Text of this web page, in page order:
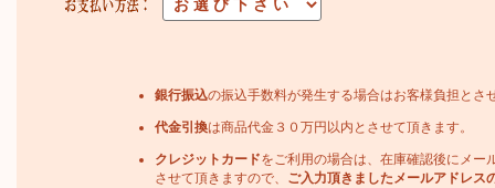
銀行振込の振込手数料が発生する場合はお客様負担とさ
代金引換は商品代金３０万円以内とさせて頂きます。
クレジットカードをご利用の場合は、在庫確認後にメー
させて頂きますので、
ご入力頂きましたメールアドレス